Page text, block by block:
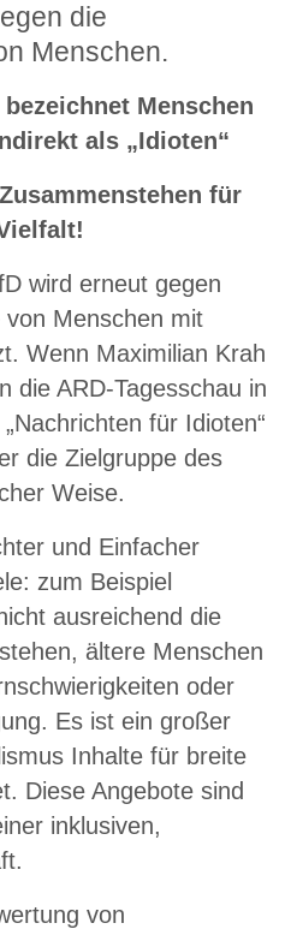
die
Menschen.
Menschen
als „Idioten“
für
wird erneut gegen
von Menschen mit
Wenn Maximilian Krah
die ARD-Tagesschau in
für Idioten“
die Zielgruppe des
Weise.
und Einfacher
zum Beispiel
ausreichend die
ältere Menschen
oder
Es ist ein großer
Inhalte für breite
Diese Angebote sind
inklusiven,
von